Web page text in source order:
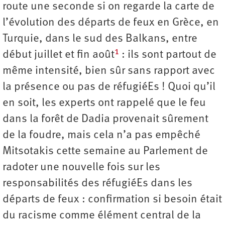
route une seconde si on regarde la carte de
l’évolution des départs de feux en Grèce, en
Turquie, dans le sud des Balkans, entre
début juillet et fin août1 : ils sont partout de
même intensité, bien sûr sans rapport avec
la présence ou pas de réfugiéEs ! Quoi qu’il
en soit, les experts ont rappelé que le feu
dans la forêt de Dadia provenait sûrement
de la foudre, mais cela n’a pas empêché
Mitsotakis cette semaine au Parlement de
radoter une nouvelle fois sur les
responsabilités des réfugiéEs dans les
départs de feux : confirmation si besoin était
du racisme comme élément central de la